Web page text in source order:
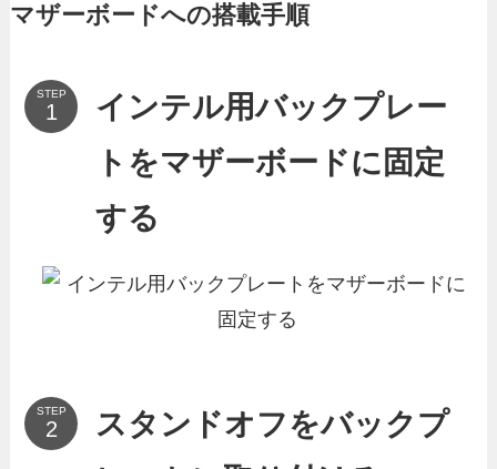
マザーボードへの搭載手順
STEP
インテル用バックプレー
トをマザーボードに固定
する
STEP
スタンドオフをバックプ